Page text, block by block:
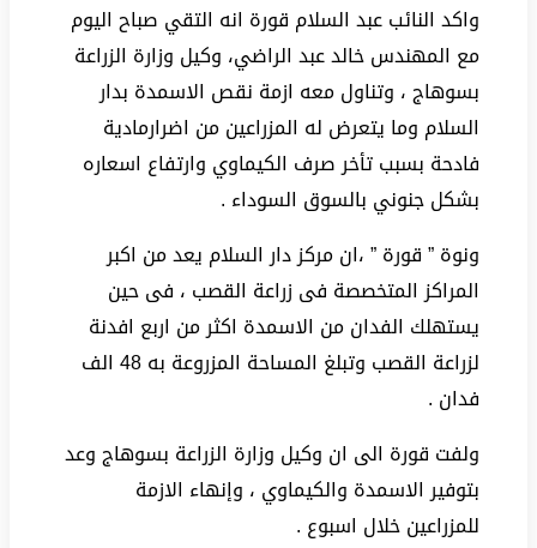
واكد النائب عبد السلام قورة انه التقي صباح اليوم
مع المهندس خالد عبد الراضي، وكيل وزارة الزراعة
بسوهاج ، وتناول معه ازمة نقص الاسمدة بدار
السلام وما يتعرض له المزراعين من اضرارمادية
فادحة بسبب تأخر صرف الكيماوي وارتفاع اسعاره
بشكل جنوني بالسوق السوداء .
ونوة ” قورة ” ،ان مركز دار السلام يعد من اكبر
المراكز المتخصصة فى زراعة القصب ، فى حين
يستهلك الفدان من الاسمدة اكثر من اربع افدنة
لزراعة القصب وتبلغ المساحة المزروعة به 48 الف
فدان .
ولفت قورة الى ان وكيل وزارة الزراعة بسوهاج وعد
بتوفير الاسمدة والكيماوي ، وإنهاء الازمة
للمزراعين خلال اسبوع .